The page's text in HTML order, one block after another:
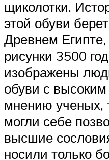
щиколотки.
этой обуви
Древнем
рисунки 3500
изображены
обуви с
мнению ученых,
могли себе
высшие
носили только